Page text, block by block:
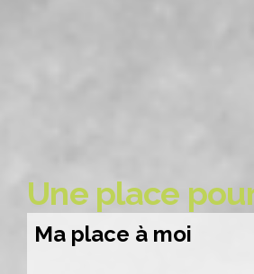
Une place
Ma place à moi